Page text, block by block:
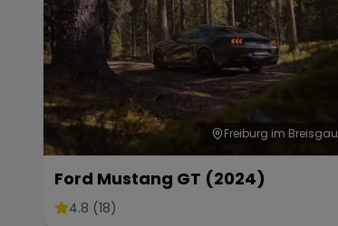
Freiburg im Breisgau
Ford Mustang GT (2024)
4.8 (18)